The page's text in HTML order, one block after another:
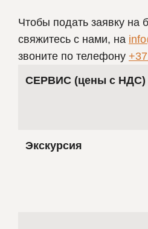
Чтобы подать заявку на
свяжитесь с нами, на
звоните по телефону
СЕРВИС (цены с НДС)
Экскурсия